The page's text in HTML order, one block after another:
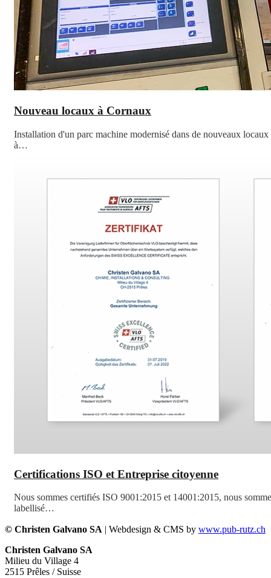
Nouveau locaux à Cornaux
Installation d'un parc machine modernisé dans de nouveaux locaux
à…
Certifications ISO et Entreprise citoyenne
Nous sommes certifiés ISO 9001:2015 et 14001:2015, nous
labellisé…
© Christen Galvano SA | Webdesign & CMS by www.pub-rutz.ch
Christen Galvano SA
Milieu du Village 4
2515 Prêles / Suisse